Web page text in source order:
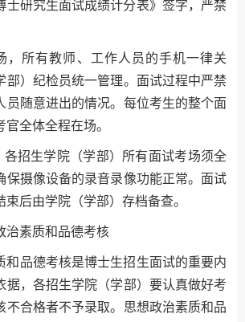
士研究生面试成绩计分表》签字，严禁
，所有教师、工作人员的手机一律关
部）纪检员统一管理。面试过程中严禁
员随意进出的情况。每位考生的整个面
全体全程在场。
各招生学院（学部）所有面试考场须全
保摄像设备的录音录像功能正常。面试
后由学院（学部）存档备查。
治素质和品德考核
和品德考核是博士生招生面试的重要内
据，各招生学院（学部）要认真做好考
不合格者不予录取。思想政治素质和品